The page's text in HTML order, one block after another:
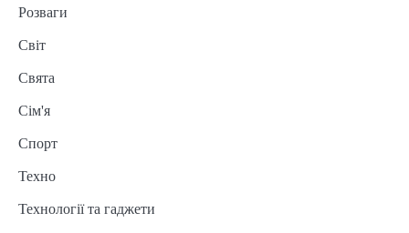
Розваги
Світ
Свята
Сім'я
Спорт
Техно
Технології та гаджети